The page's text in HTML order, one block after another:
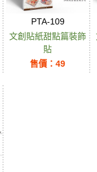
PTA-109
文創貼紙甜點篇裝飾
貼
售價：49